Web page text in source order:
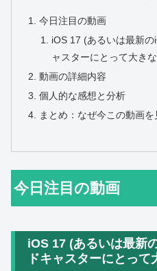
今日注目の動画
iOS 17 (あるいは最新
ャスターにとって大き
動画の詳細内容
個人的な感想と分析
まとめ：なぜ今この動画
今日注目の動画
iOS 17 (あるいは最新
ドキャスターにとっ